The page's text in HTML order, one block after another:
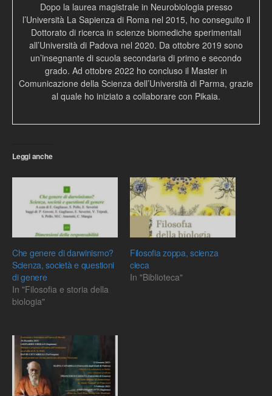
Dopo la laurea magistrale in Neurobiologia presso
l’Università La Sapienza di Roma nel 2015, ho conseguito il
Dottorato di ricerca in scienze biomediche sperimentali
all’Università di Padova nel 2020. Da ottobre 2019 sono
un’insegnante di scuola secondaria di primo e secondo
grado. Ad ottobre 2022 ho concluso il Master in
Comunicazione della Scienza dell’Università di Parma, grazie
al quale ho iniziato a collaborare con Pikaia.
Leggi anche
Che genere di darwinismo?
Scienza, società e questioni
di genere
In "Filosofia e storia della
biologia"
Filosofia zoppa, scienza
cieca
In "Biblioteca"